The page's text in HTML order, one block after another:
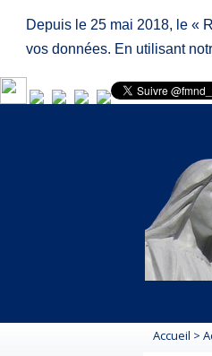
Depuis le 25 mai 2018, le «
vos données. En utilisant
Accueil >